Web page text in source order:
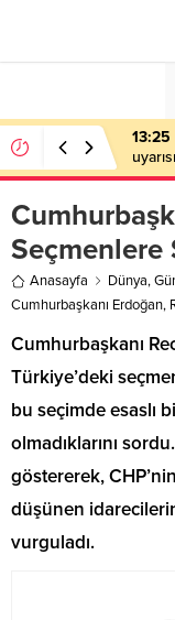
13:25
Seçmenlere
Anasayfa Dünya,
Cumhurbaşkanı Erdoğan,
Cumhurbaşkanı
Türkiye’deki
bu seçimde esaslı
olmadıklarını
göstererek,
düşünen
vurguladı.